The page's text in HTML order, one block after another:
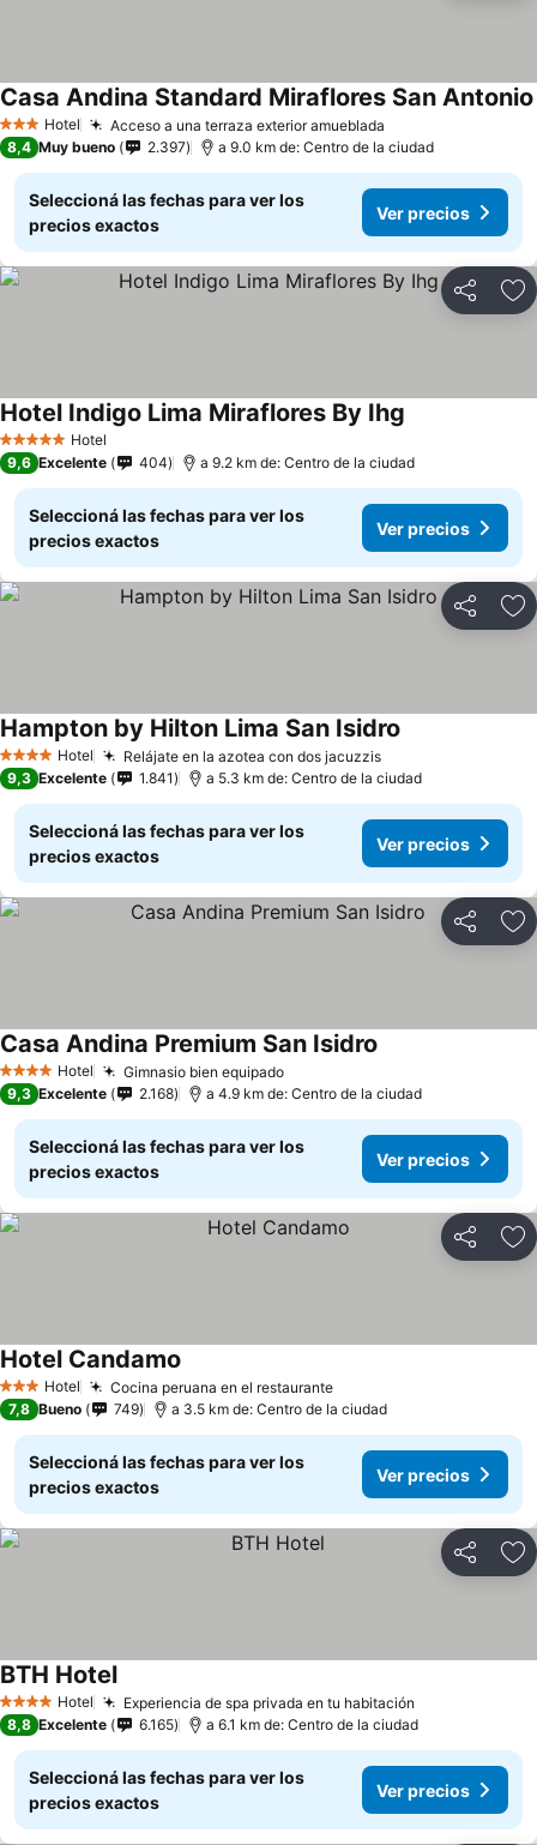
3 Estrellas
Hotel Acceso a una terraza exterior amueblada
Casa Andina Standard Miraflores San Antonio
8,4 Muy bueno 2.397 a 9.0 km de: Centro de la ciudad
Seleccioná las fechas para ver los
precios exactos
Ver precios
Compartir
5 Estrellas Hotel
Hotel Indigo Lima Miraflores By Ihg
9,6 Excelente 404 a 9.2 km de: Centro de la ciudad
Seleccioná las fechas para ver los
precios exactos
Ver precios
Compartir
4 EstrellasHotel Relájate en la azotea con dos jacuzzis
Hampton by Hilton Lima San Isidro
9,3 Excelente 1.841 a 5.3 km de: Centro de la ciudad
Seleccioná las fechas para ver los
precios exactos
Ver precios
Compartir
4 EstrellasHotel Gimnasio bien equipado
Casa Andina Premium San Isidro
9,3 Excelente 2.168 a 4.9 km de: Centro de la ciudad
Seleccioná las fechas para ver los
precios exactos
Ver precios
Compartir
3 Estrellas
Hotel Cocina peruana en el restaurante
Hotel Candamo
7,8 Bueno 749 a 3.5 km de: Centro de la ciudad
Seleccioná las fechas para ver los
precios exactos
Ver precios
Compartir
4 EstrellasHotel Experiencia de spa privada en tu habitación
BTH Hotel
8,8 Excelente 6.165 a 6.1 km de: Centro de la ciudad
Seleccioná las fechas para ver los
precios exactos
Ver precios